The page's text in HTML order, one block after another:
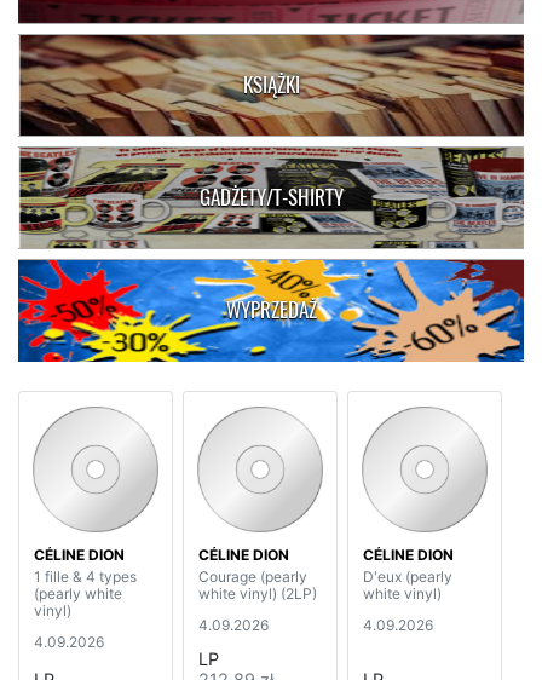
KSIĄŻKI
GADŻETY/T-SHIRTY
WYPRZEDAŻ
CÉLINE DION
1 fille & 4 types
(pearly white
vinyl)
4.09.2026
CÉLINE DION
Courage (pearly
white vinyl) (2LP)
4.09.2026
LP
CÉLINE DION
D'eux (pearly
white vinyl)
4.09.2026